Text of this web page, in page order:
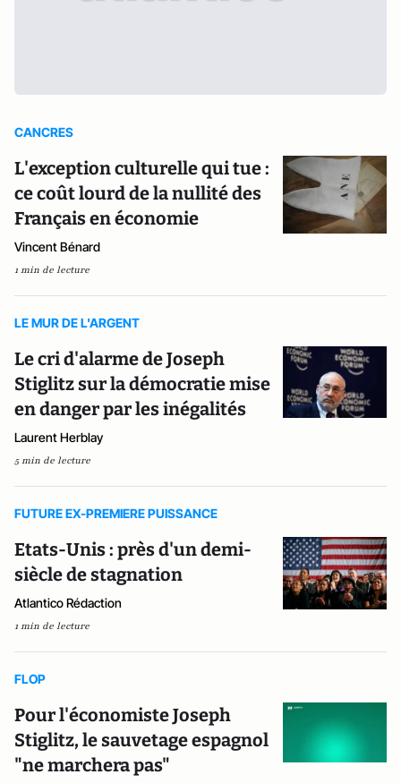
CANCRES
L'exception culturelle qui tue :
ce coût lourd de la nullité des
Français en économie
Vincent Bénard
1 min de lecture
LE MUR DE L'ARGENT
Le cri d'alarme de Joseph
Stiglitz sur la démocratie mise
en danger par les inégalités
Laurent Herblay
5 min de lecture
FUTURE EX-PREMIERE PUISSANCE
Etats-Unis : près d'un demi-
siècle de stagnation
Atlantico Rédaction
1 min de lecture
FLOP
Pour l'économiste Joseph
Stiglitz, le sauvetage espagnol
"ne marchera pas"